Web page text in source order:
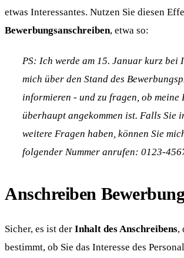
etwas Interessantes. Nutzen Sie diesen
Bewerbungsanschreiben, etwa so:
PS: Ich werde am 15. Januar kurz bei
mich über den Stand des
informieren - und zu fragen, ob meine
überhaupt angekommen ist. Falls Sie
weitere Fragen haben, können Sie
folgender Nummer anrufen: 0123-
Anschreiben
Sicher, es ist der Inhalt des Anschreibens,
bestimmt, ob Sie das Interesse des